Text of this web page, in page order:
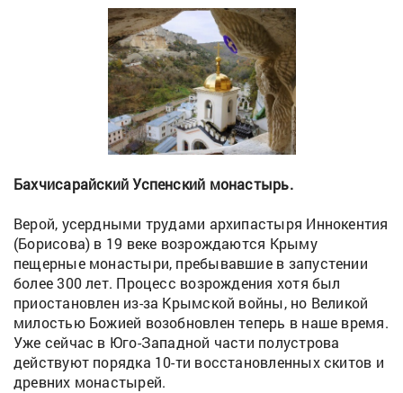
Бахчисарайский Успенский монастырь.
Верой, усердными трудами архипастыря Иннокентия
(Борисова) в 19 веке возрождаются Крыму
пещерные монастыри, пребывавшие в запустении
более 300 лет. Процесс возрождения хотя был
приостановлен из-за Крымской войны, но Великой
милостью Божией возобновлен теперь в наше время.
Уже сейчас в Юго-Западной части полустрова
действуют порядка 10-ти восстановленных скитов и
древних монастырей.